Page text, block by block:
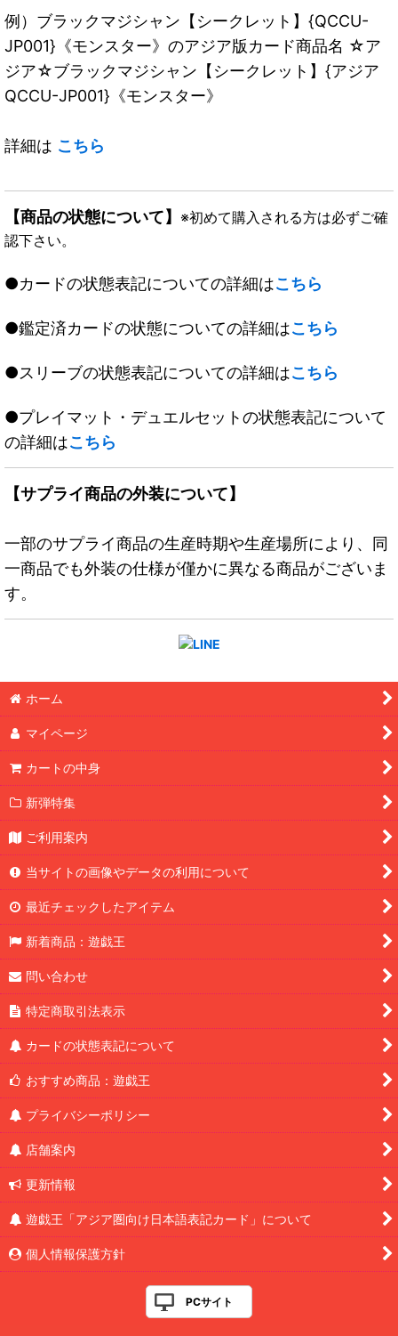
例）ブラックマジシャン【シークレット】{QCCU-
JP001}《モンスター》のアジア版カード商品名 ☆ア
ジア☆ブラックマジシャン【シークレット】{アジア
QCCU-JP001}《モンスター》
詳細は こちら
【商品の状態について】 ※初めて購入される方は必ずご確
認下さい。
●カードの状態表記についての詳細はこちら
●鑑定済カードの状態についての詳細はこちら
●スリーブの状態表記についての詳細はこちら
●プレイマット・デュエルセットの状態表記について
の詳細はこちら
【サプライ商品の外装について】
一部のサプライ商品の生産時期や生産場所により、同
一商品でも外装の仕様が僅かに異なる商品がございま
す。
ホーム
マイページ
カートの中身
新弾特集
ご利用案内
当サイトの画像やデータの利用について
最近チェックしたアイテム
新着商品：遊戯王
問い合わせ
特定商取引法表示
カードの状態表記について
おすすめ商品：遊戯王
プライバシーポリシー
店舗案内
更新情報
遊戯王「アジア圏向け日本語表記カード」について
個人情報保護方針
PCサイト